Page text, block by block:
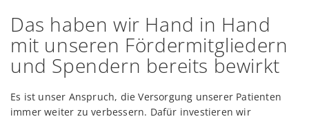
Das haben wir Hand in Hand
mit unseren Fördermitgliedern
und Spendern bereits bewirkt
Es ist unser Anspruch, die Versorgung unserer Patienten
immer weiter zu verbessern. Dafür investieren wir